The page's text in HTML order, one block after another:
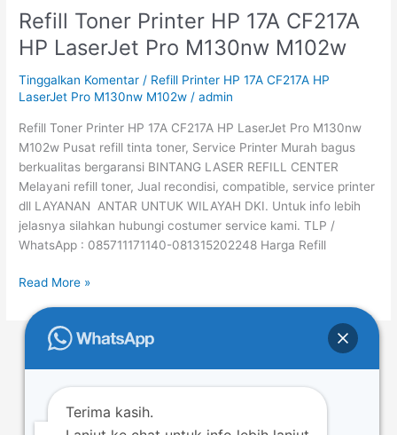
Refill Toner Printer HP 17A CF217A
HP LaserJet Pro M130nw M102w
Tinggalkan Komentar / Refill Printer HP 17A CF217A HP
LaserJet Pro M130nw M102w /admin
Refill Toner Printer HP 17A CF217A HP LaserJet Pro M130nw
M102w Pusat refill tinta toner, Service Printer Murah bagus
berkualitas bergaransi BINTANG LASER REFILL CENTER
Melayani refill toner, Jual recondisi, compatible, service printer
dll LAYANAN ANTAR UNTUK WILAYAH DKI. Untuk info lebih
jelasnya silahkan hubungi costumer service kami. TLP /
WhatsApp : 085711171140-081315202248 Harga Refill
Refill
Toner
Printer
HP
17A
HP
LaserJet
Pro
M130nw
M102w
Read More »
47
Terima kasih.